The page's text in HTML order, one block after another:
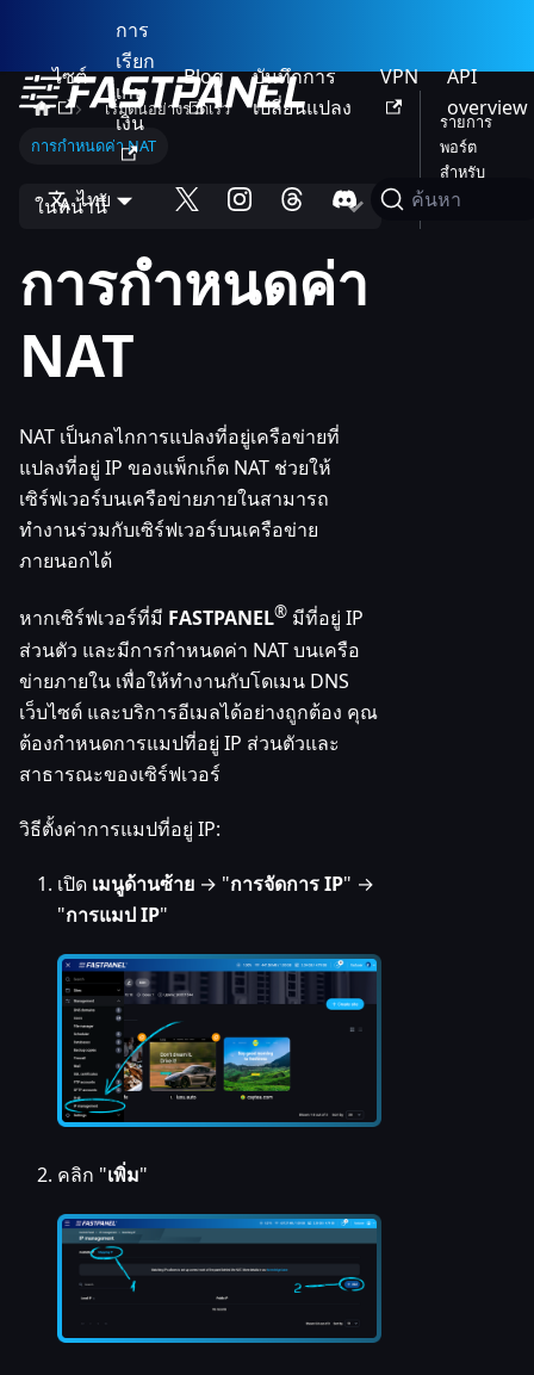
ไซต์
การ
เรียก
เก็บ
เงิน
Blog
บันทึกการ
เปลี่ยนแปลง
VPN
API
overview
ไทย ค้นหา
เริ่มต้นอย่างรวดเร็ว
การกำหนดค่า NAT
ในหน้านี้
การกำหนดค่า
NAT
NAT เป็นกลไกการแปลงที่อยู่เครือข่ายที่
แปลงที่อยู่ IP ของแพ็กเก็ต NAT ช่วยให้
เซิร์ฟเวอร์บนเครือข่ายภายในสามารถ
ทำงานร่วมกับเซิร์ฟเวอร์บนเครือข่าย
ภายนอกได้
หากเซิร์ฟเวอร์ที่มี FASTPANEL® มีที่อยู่ IP
ส่วนตัว และมีการกำหนดค่า NAT บนเครือ
ข่ายภายใน เพื่อให้ทำงานกับโดเมน DNS
เว็บไซต์ และบริการอีเมลได้อย่างถูกต้อง คุณ
ต้องกำหนดการแมปที่อยู่ IP ส่วนตัวและ
สาธารณะของเซิร์ฟเวอร์
วิธีตั้งค่าการแมปที่อยู่ IP:
เปิด เมนูด้านซ้าย → "การจัดการ IP" →
"การแมป IP"
คลิก "เพิ่ม"
รายการ
พอร์ต
สำหรับ
การส่งต่อ